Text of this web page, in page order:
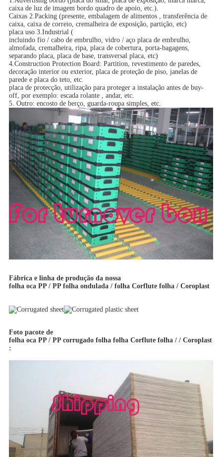
caixa de luz de imagem bordo quadro de apoio, etc.).
Caixas 2.Packing (presente, embalagem de alimentos , transferência de
caixa, caixa de correio, cremalheira de exposição, partição, etc)
placa uso 3.Industrial (
incluindo fio / cabo de embrulho, vidro / aço placa de embrulho,
almofada, cremalheira, ripa, placa de cobertura, porta-bagagens,
separando placa, placa de base, transversal placa, etc)
4.Construction Protection Board: Partition, revestimento de paredes,
decoração interior ou exterior, placa de proteção de piso, janelas de
parede e placa do teto, etc.
placa de protecção, utilização para proteger a instalação antes de buy-
off, por exemplo: escada rolante , andar, etc.
5. Outro: encosto de berço, guarda-roupa simples, etc.
Fábrica e linha de produção da nossa
folha oca PP / PP folha ondulada / folha Corflute folha / Coroplast
Foto pacote de
folha oca PP / PP corrugado folha folha Corflute folha / / Coroplast
: